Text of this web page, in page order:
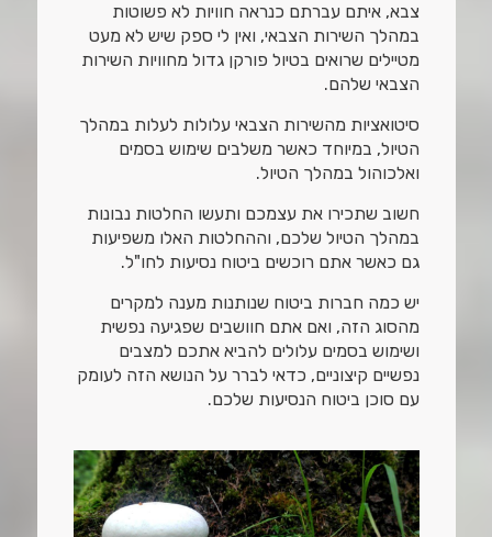
צבא, איתם עברתם כנראה חוויות לא פשוטות
במהלך השירות הצבאי, ואין לי ספק שיש לא מעט
מטיילים שרואים בטיול פורקן גדול מחוויות השירות
הצבאי שלהם.
סיטואציות מהשירות הצבאי עלולות לעלות במהלך
הטיול, במיוחד כאשר משלבים שימוש בסמים
ואלכוהול במהלך הטיול.
חשוב שתכירו את עצמכם ותעשו החלטות נבונות
במהלך הטיול שלכם, וההחלטות האלו משפיעות
גם כאשר אתם רוכשים ביטוח נסיעות לחו"ל.
יש כמה חברות ביטוח שנותנות מענה למקרים
מהסוג הזה, ואם אתם חוושבים שפגיעה נפשית
ושימוש בסמים עלולים להביא אתכם למצבים
נפשיים קיצוניים, כדאי לברר על הנושא הזה לעומק
עם סוכן ביטוח הנסיעות שלכם.